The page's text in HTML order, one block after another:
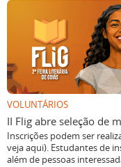
VOLUNTÁRIOS
II Flig abre seleção de
Inscrições podem ser
veja aqui). Estudantes de
além de pessoas